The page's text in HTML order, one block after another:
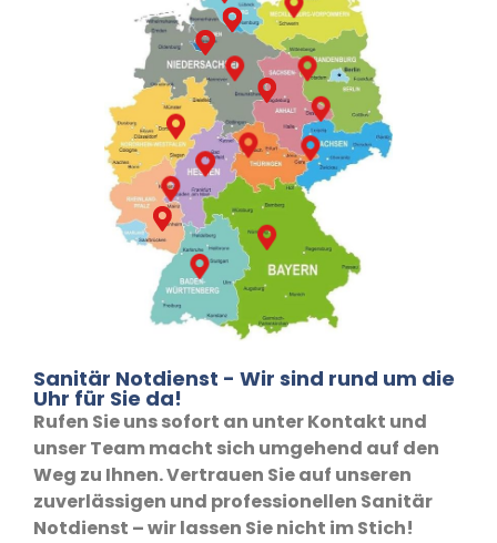
Sanitär Notdienst - Wir sind rund um die
Uhr für Sie da!
Rufen Sie uns sofort an unter Kontakt und
unser Team macht sich umgehend auf den
Weg zu Ihnen. Vertrauen Sie auf unseren
zuverlässigen und professionellen Sanitär
Notdienst – wir lassen Sie nicht im Stich!